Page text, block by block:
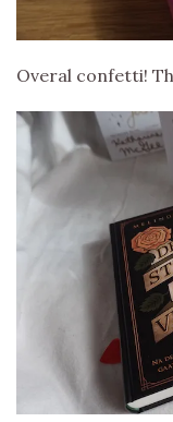
Overal confetti!